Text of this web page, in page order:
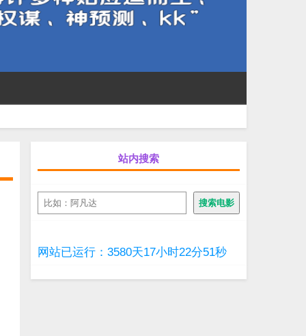
站内搜索
搜
索
搜索电影
网站已运行：3580天17小时22分51秒